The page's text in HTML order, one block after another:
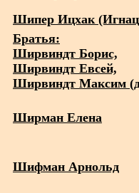
Шипер Ицхак
Братья:
Ширвиндт Борис,
Ширвиндт Евсей,
Ширвиндт Максим
Ширман Елена
Шифман Арнольд